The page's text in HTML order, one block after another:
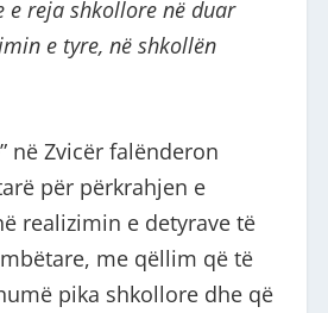
e reja shkollore në duar
e tyre, në shkollën
në Zvicër falënderon
për përkrahjen e
realizimin e detyrave të
me qëllim që të
pika shkollore dhe që